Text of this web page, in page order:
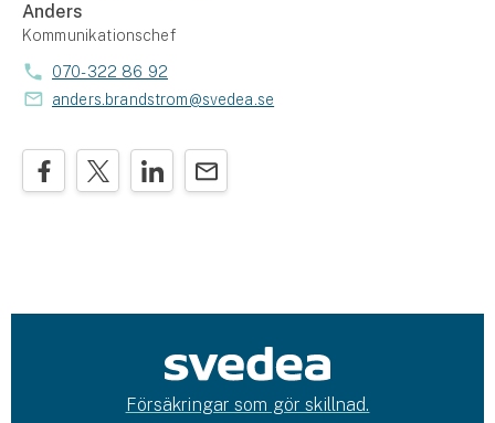
Anders
Kommunikationschef
070-322 86 92
anders.brandstrom@svedea.se
Försäkringar som gör skillnad.